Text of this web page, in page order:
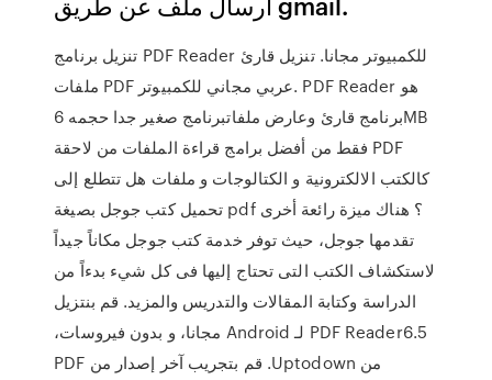
تنزيل برنامج PDF Reader للكمبيوتر مجانا. تنزيل قارئ
ملفات PDF عربي مجاني للكمبيوتر. PDF Reader هو
برنامج قارئ وعارض ملفاتبرنامج صغير جدا حجمه 6MB
فقط من أفضل برامج قراءة الملفات من لاحقة PDF
كالكتب الالكترونية و الكتالوجات و ملفات هل تتطلع إلى
تحميل كتب جوجل بصيغة pdf ؟ هناك ميزة رائعة أخرى
تقدمها جوجل، حيث توفر خدمة كتب جوجل مكاناً جيداً
لاستكشاف الكتب التى تحتاج إليها فى كل شيء بدءاً من
الدراسة وكتابة المقالات والتدريس والمزيد. ‫قم بنتزيل
PDF Reader6.5 لـ Android مجانا، و بدون فيروسات،
من Uptodown. قم بتجريب آخر إصدار من PDF